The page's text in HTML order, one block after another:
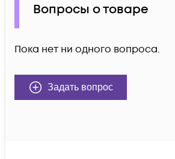
Вопросы о товаре
Пока нет ни одного вопроса.
Задать вопрос